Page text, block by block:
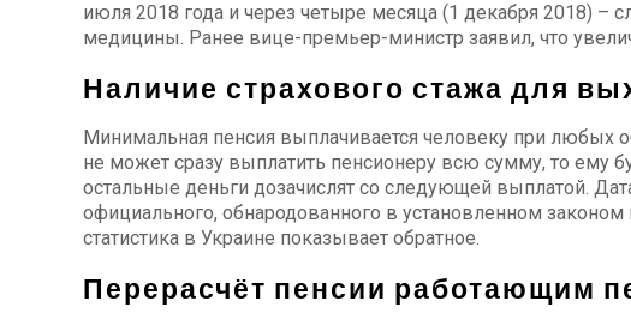
июля 2018 года и через четыре месяца (1 декабря 2018)
медицины. Ранее вице-премьер-министр заявил, что
Наличие страхового стажа для
Минимальная пенсия выплачивается человеку при любых
не может сразу выплатить пенсионеру всю сумму, то ему
остальные деньги дозачислят со следующей выплатой.
официального, обнародованного в установленном
статистика в Украине показывает обратное.
Перерасчёт пенсии работающим